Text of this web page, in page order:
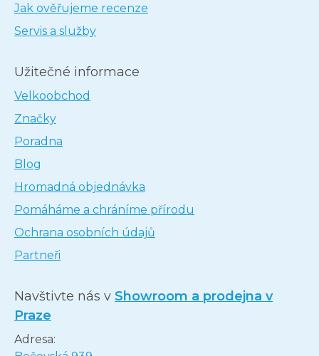
Jak ověřujeme recenze
Servis a služby
Užitečné informace
Velkoobchod
Značky
Poradna
Blog
Hromadná objednávka
Pomáháme a chráníme přírodu
Ochrana osobních údajů
Partneři
Navštivte nás v Showroom a prodejna v
Praze
Adresa: